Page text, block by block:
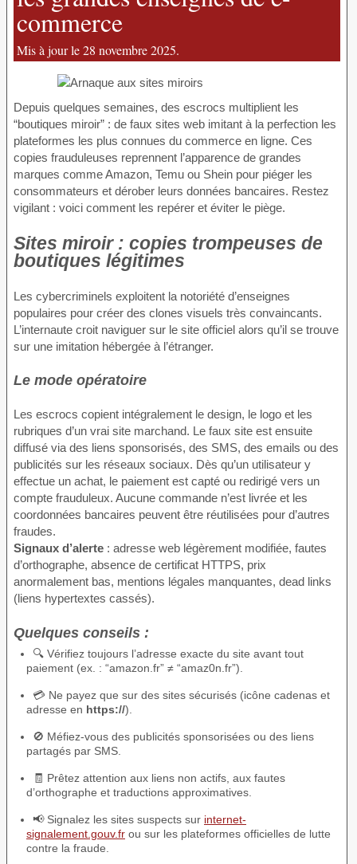
commerce
Mis à jour le 28 novembre 2025.
Depuis quelques semaines, des escrocs multiplient les
“boutiques miroir” : de faux sites web imitant à la perfection les
plateformes les plus connues du commerce en ligne. Ces
copies frauduleuses reprennent l’apparence de grandes
marques comme Amazon, Temu ou Shein pour piéger les
consommateurs et dérober leurs données bancaires. Restez
vigilant : voici comment les repérer et éviter le piège.
Sites miroir : copies trompeuses de
boutiques légitimes
Les cybercriminels exploitent la notoriété d’enseignes
populaires pour créer des clones visuels très convaincants.
L’internaute croit naviguer sur le site officiel alors qu’il se trouve
sur une imitation hébergée à l’étranger.
Le mode opératoire
Les escrocs copient intégralement le design, le logo et les
rubriques d’un vrai site marchand. Le faux site est ensuite
diffusé via des liens sponsorisés, des SMS, des emails ou des
publicités sur les réseaux sociaux. Dès qu’un utilisateur y
effectue un achat, le paiement est capté ou redirigé vers un
compte frauduleux. Aucune commande n’est livrée et les
coordonnées bancaires peuvent être réutilisées pour d’autres
fraudes.
Signaux d’alerte : adresse web légèrement modifiée, fautes
d’orthographe, absence de certificat HTTPS, prix
anormalement bas, mentions légales manquantes, dead links
(liens hypertextes cassés).
Quelques conseils :
🔍 Vérifiez toujours l’adresse exacte du site avant tout
paiement (ex. : “amazon.fr” ≠ “amaz0n.fr”).
💳 Ne payez que sur des sites sécurisés (icône cadenas et
adresse en https://).
🚫 Méfiez-vous des publicités sponsorisées ou des liens
partagés par SMS.
🧾 Prêtez attention aux liens non actifs, aux fautes
d’orthographe et traductions approximatives.
📢 Signalez les sites suspects sur internet-
signalement.gouv.fr ou sur les plateformes officielles de lutte
contre la fraude.